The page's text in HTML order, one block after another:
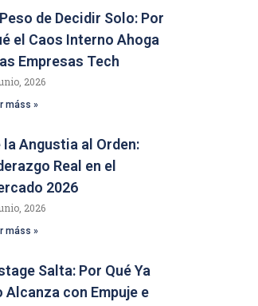
de Decidir Solo: Por
el Caos Interno Ahoga
Empresas Tech
2026
máss »
la Angustia al Orden:
Real en el
2026
2026
máss »
Salta: Por Qué Ya
Alcanza con Empuje e